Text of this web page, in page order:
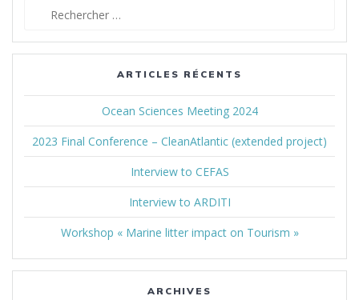
ARTICLES RÉCENTS
Ocean Sciences Meeting 2024
2023 Final Conference – CleanAtlantic (extended project)
Interview to CEFAS
Interview to ARDITI
Workshop « Marine litter impact on Tourism »
ARCHIVES